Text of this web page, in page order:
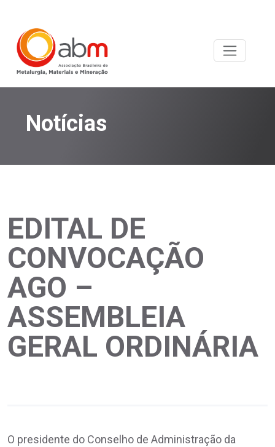
Notícias
EDITAL DE
CONVOCAÇÃO
AGO –
ASSEMBLEIA
GERAL ORDINÁRIA
O presidente do Conselho de Administração da